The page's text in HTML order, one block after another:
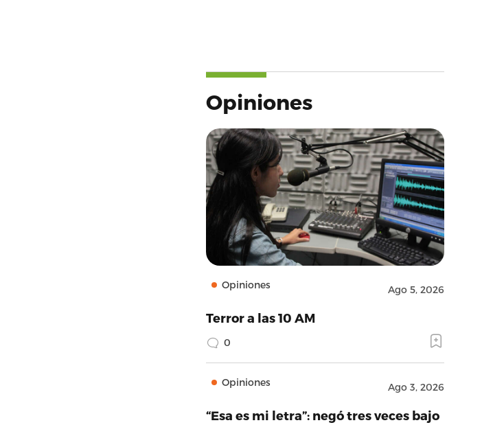
Opiniones
Opiniones Ago 5, 2026
Terror a las 10 AM
0
Opiniones Ago 3, 2026
“Esa es mi letra”: negó tres veces bajo